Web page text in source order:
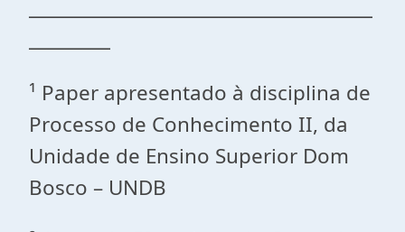
¹ Paper apresentado à disciplina de
Processo de Conhecimento II, da
Unidade de Ensino Superior Dom
Bosco – UNDB